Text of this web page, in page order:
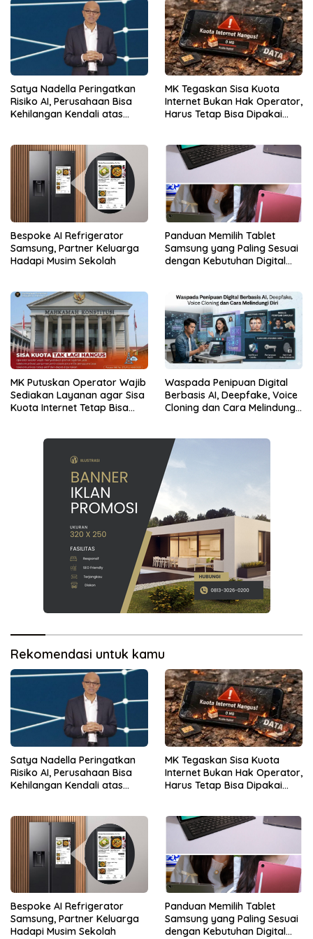
Satya Nadella Peringatkan
Risiko AI, Perusahaan Bisa
Kehilangan Kendali atas
MK Tegaskan Sisa Kuota
Internet Bukan Hak Operator,
Harus Tetap Bisa Dipakai
Bespoke AI Refrigerator
Samsung, Partner Keluarga
Hadapi Musim Sekolah
Panduan Memilih Tablet
Samsung yang Paling Sesuai
dengan Kebutuhan Digital
MK Putuskan Operator Wajib
Sediakan Layanan agar Sisa
Kuota Internet Tetap Bisa
Waspada Penipuan Digital
Berbasis AI, Deepfake, Voice
Cloning dan Cara Melindungi
Rekomendasi untuk kamu
Satya Nadella Peringatkan
Risiko AI, Perusahaan Bisa
Kehilangan Kendali atas
MK Tegaskan Sisa Kuota
Internet Bukan Hak Operator,
Harus Tetap Bisa Dipakai
Bespoke AI Refrigerator
Samsung, Partner Keluarga
Hadapi Musim Sekolah
Panduan Memilih Tablet
Samsung yang Paling Sesuai
dengan Kebutuhan Digital